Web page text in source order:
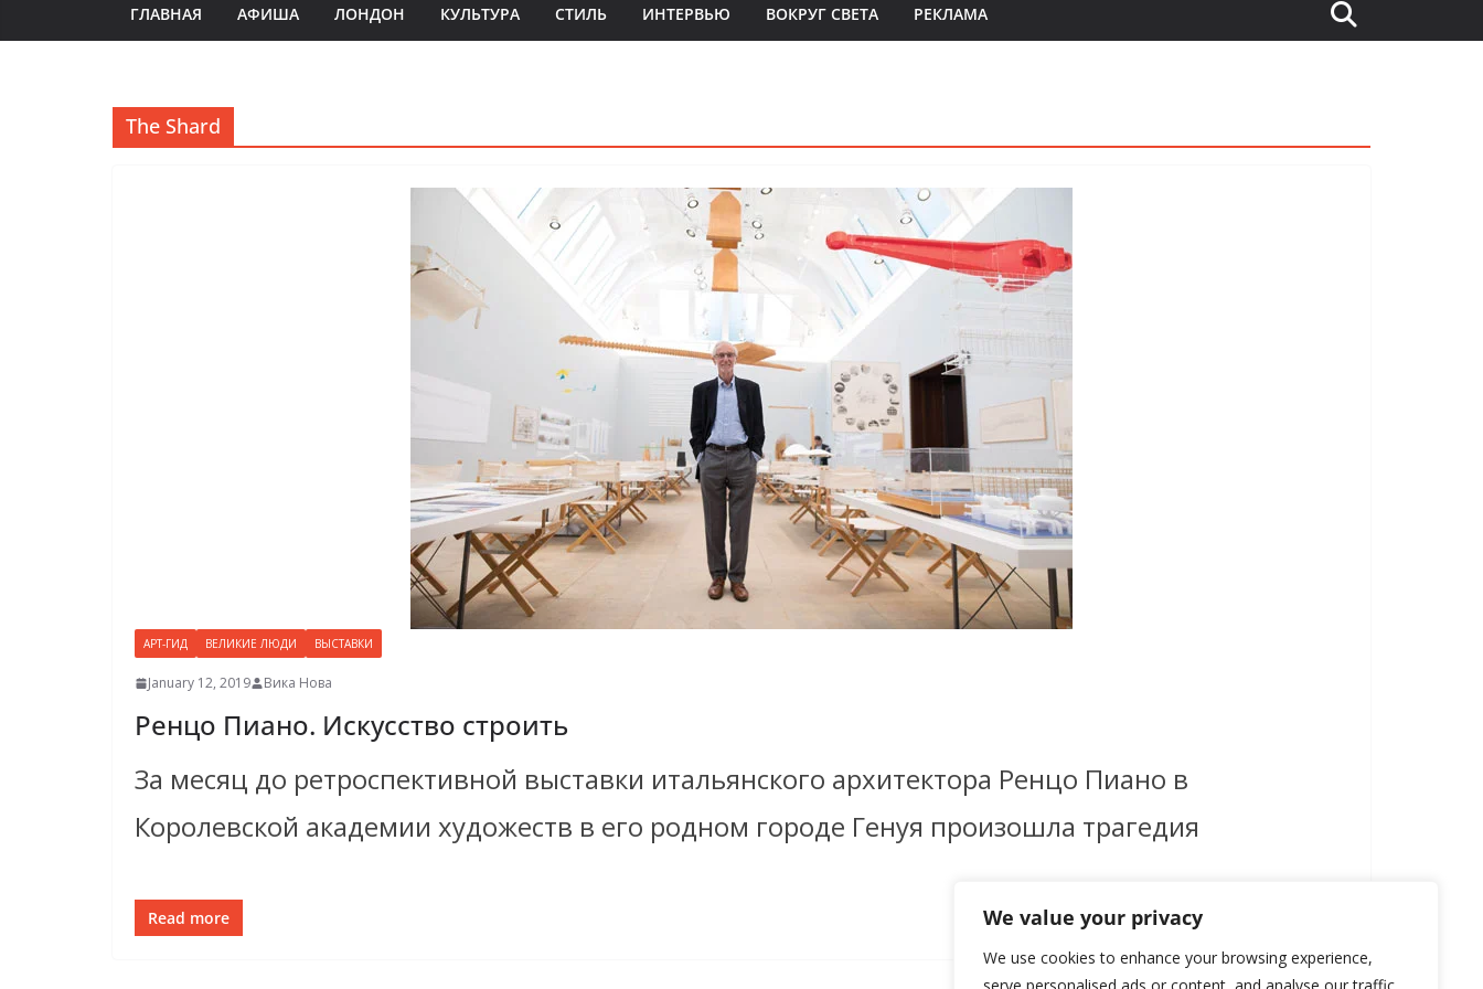
We value your privacy
We use cookies to enhance your browsing experience,
ГЛАВНАЯ АФИША ЛОНДОН КУЛЬТУРА СТИЛЬ ИНТЕРВЬЮ ВОКРУГ СВЕТА РЕКЛАМА
The Shard
АРТ-ГИД ВЕЛИКИЕ ЛЮДИ ВЫСТАВКИ
January 12, 2019 Вика Нова
Ренцо Пиано. Искусство строить
За месяц до ретроспективной выставки итальянского архитектора Ренцо Пиано в
Королевской академии художеств в его родном городе Генуя произошла трагедия
Read more